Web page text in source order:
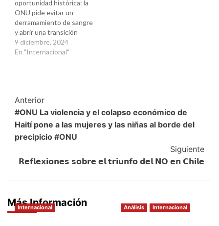
oportunidad histórica: la
ONU pide evitar un
derramamiento de sangre
y abrir una transición
9 diciembre, 2024
En "Internacional"
Post
Navigation
Anterior
#ONU La violencia y el colapso económico de
Haití pone a las mujeres y las niñas al borde del
precipicio #ONU
Siguiente
𝗥𝗲𝗳𝗹𝗲𝘅𝗶𝗼𝗻𝗲𝘀 𝘀𝗼𝗯𝗿𝗲 𝗲𝗹 𝘁𝗿𝗶𝘂𝗻𝗳𝗼 𝗱𝗲𝗹 𝗡𝗢 𝗲𝗻 𝗖𝗵𝗶𝗹𝗲
Más Información
Internacional Análisis Internacional